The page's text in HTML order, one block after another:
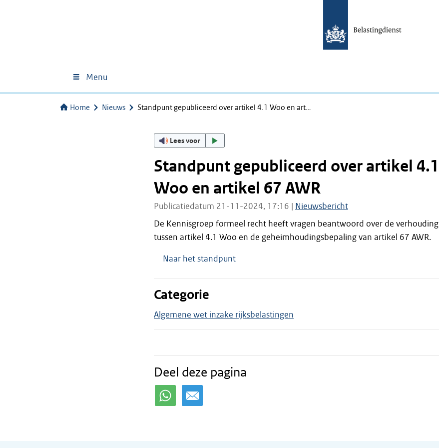
Menu
Home Nieuws Standpunt gepubliceerd over artikel 4.1 Woo en art…
Lees voor
Standpunt gepubliceerd over artikel 4.1
Woo en artikel 67 AWR
Publicatiedatum 21-11-2024, 17:16 | Nieuwsbericht
De Kennisgroep formeel recht heeft vragen beantwoord over de verhouding
tussen artikel 4.1 Woo en de geheimhoudingsbepaling van artikel 67 AWR.
Naar het standpunt
Categorie
Algemene wet inzake rijksbelastingen
Deel deze pagina